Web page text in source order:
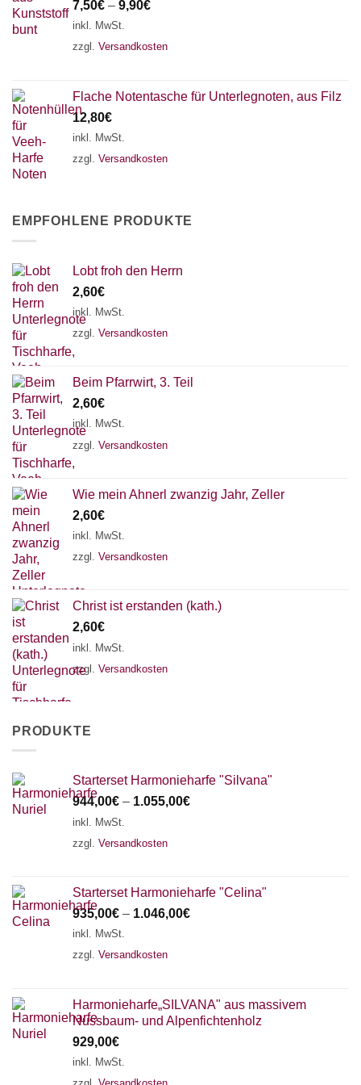
7,50€ – 9,90€
inkl. MwSt.
zzgl. Versandkosten
Flache Notentasche für Unterlegnoten, aus Filz
12,80€
inkl. MwSt.
zzgl. Versandkosten
EMPFOHLENE PRODUKTE
Lobt froh den Herrn
2,60€
inkl. MwSt.
zzgl. Versandkosten
Beim Pfarrwirt, 3. Teil
2,60€
inkl. MwSt.
zzgl. Versandkosten
Wie mein Ahnerl zwanzig Jahr, Zeller
2,60€
inkl. MwSt.
zzgl. Versandkosten
Christ ist erstanden (kath.)
2,60€
inkl. MwSt.
zzgl. Versandkosten
PRODUKTE
Starterset Harmonieharfe "Silvana"
944,00€ – 1.055,00€
inkl. MwSt.
zzgl. Versandkosten
Starterset Harmonieharfe "Celina"
935,00€ – 1.046,00€
inkl. MwSt.
zzgl. Versandkosten
Harmonieharfe„SILVANA" aus massivem
Nussbaum- und Alpenfichtenholz
929,00€
inkl. MwSt.